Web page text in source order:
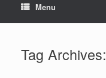
Menu
Tag Archives: